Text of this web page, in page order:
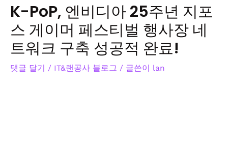
K-PoP, 엔비디아 25주년 지포
스 게이머 페스티벌 행사장 네
트워크 구축 성공적 완료!
댓글 달기 / IT&랜공사 블로그 / 글쓴이 lan